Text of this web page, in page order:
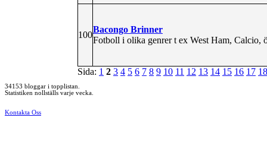
100
Bacongo Brinner
Fotboll i olika genrer t ex West Ham, Calcio,
Sida: 1 2 3 4 5 6 7 8 9 10 11 12 13 14 15 16 17 18
34153 bloggar i topplistan.
Statistiken nollställs varje vecka.
Kontakta Oss